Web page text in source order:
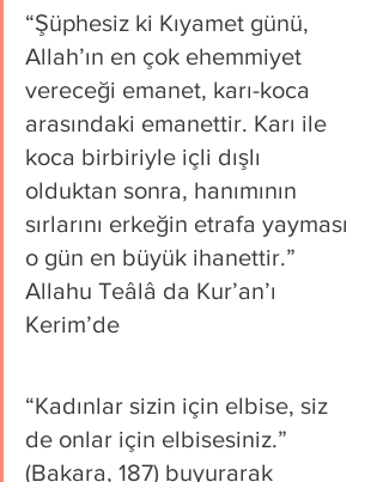
“Şüphesiz ki Kıyamet günü,
Allah’ın en çok ehemmiyet
vereceği emanet, karı-koca
arasındaki emanettir. Karı ile
koca birbiriyle içli dışlı
olduktan sonra, hanımının
sırlarını erkeğin etrafa yayması
o gün en büyük ihanettir.”
Allahu Teâlâ da Kur’an’ı
Kerim’de
“Kadınlar sizin için elbise, siz
de onlar için elbisesiniz.”
(Bakara, 187) buyurarak